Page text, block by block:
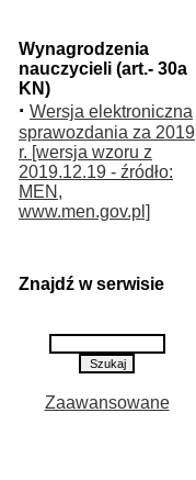
Wynagrodzenia
nauczycieli (art.- 30a
KN)
· Wersja elektroniczna
sprawozdania za 2019
r. [wersja wzoru z
2019.12.19 - źródło:
MEN,
www.men.gov.pl]
Znajdź w serwisie
Zaawansowane